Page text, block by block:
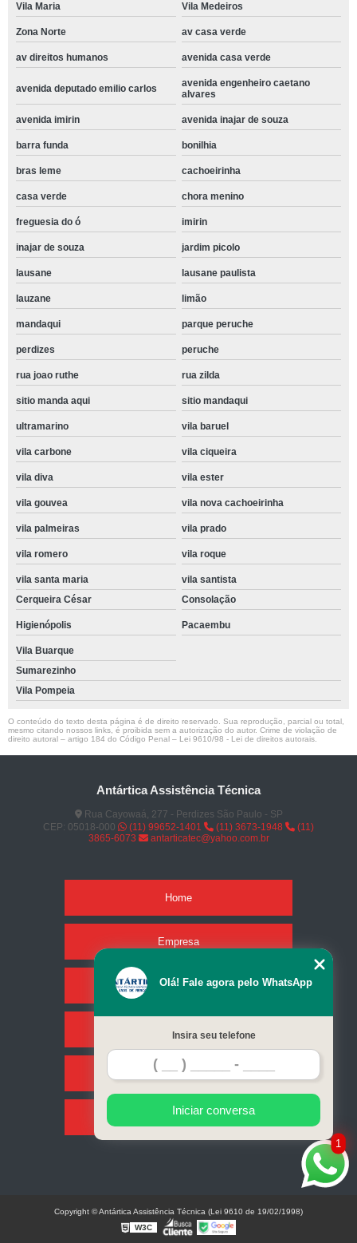
Vila Maria Vila Medeiros
Zona Norte av casa verde
av direitos humanos avenida casa verde
avenida deputado emilio carlos
avenida engenheiro caetano
alvares
avenida imirin avenida inajar de souza
barra funda bonilhia
bras leme cachoeirinha
casa verde chora menino
freguesia do ó imirin
inajar de souza jardim picolo
lausane lausane paulista
lauzane limão
mandaqui parque peruche
perdizes peruche
rua joao ruthe rua zilda
sitio manda aqui sitio mandaqui
ultramarino vila baruel
vila carbone vila ciqueira
vila diva vila ester
vila gouvea vila nova cachoeirinha
vila palmeiras vila prado
vila romero vila roque
vila santa maria
vila santista
Cerqueira César
Consolação
Higienópolis Pacaembu
Vila Buarque
Sumarezinho
Vila Pompeia
O conteúdo do texto desta página é de direito reservado. Sua reprodução, parcial ou total,
mesmo citando nossos links, é proibida sem a autorização do autor. Crime de violação de
direito autoral – artigo 184 do Código Penal – Lei 9610/98 - Lei de direitos autorais
Antártica Assistência Técnica
Rua Cayowaá, 277 - Perdizes São Paulo - SP
CEP: 05018-000
(11) 99652-1401 (11) 3673-1948
(11)
3865-6073
antarticatec@yahoo.com.br
Home
Empresa
Missão
Serviços
Contato
Mapa do site
1
Olá! Fale agora pelo WhatsApp
Insira seu telefone
Iniciar conversa
Copyright © Antártica Assistência Técnica (Lei 9610 de 19/02/1998)
W3C